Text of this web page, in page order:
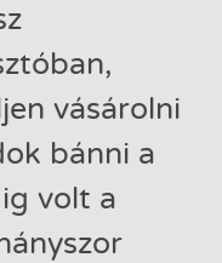
vásárolni
bánni a
volt a